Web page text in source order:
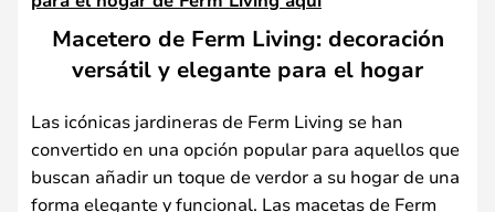
Macetero de Ferm Living: decoración
versátil y elegante para el hogar
Las icónicas jardineras de Ferm Living se han
convertido en una opción popular para aquellos que
buscan añadir un toque de verdor a su hogar de una
forma elegante y funcional. Las macetas de Ferm